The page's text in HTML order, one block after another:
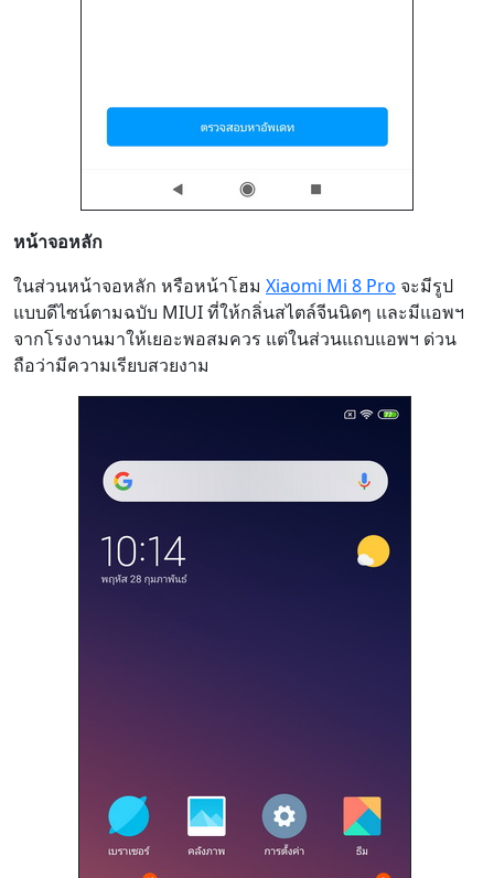
หน้าจอหลัก
ในส่วนหน้าจอหลัก หรือหน้าโฮม Xiaomi Mi 8 Pro จะมีรูป
แบบดีไซน์ตามฉบับ MIUI ที่ให้กลิ่นสไตล์จีนนิดๆ และมีแอพฯ
จากโรงงานมาให้เยอะพอสมควร แต่ในส่วนแถบแอพฯ ด่วน
ถือว่ามีความเรียบสวยงาม